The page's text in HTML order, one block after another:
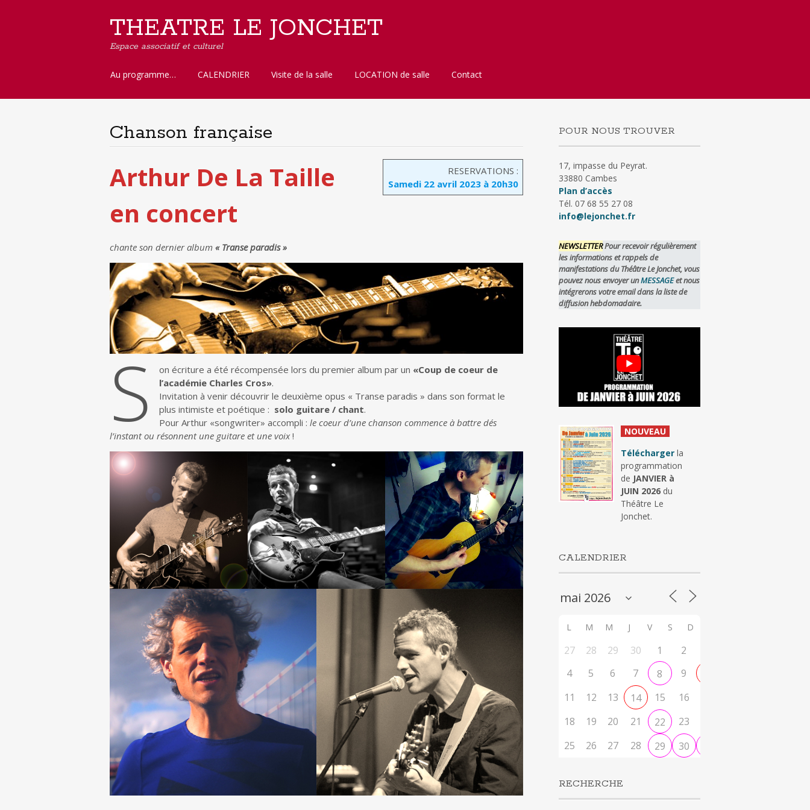
THEATRE LE JONCHET
Espace associatif et culturel
Aller
contenu
Au programme… CALENDRIER Visite de la salle LOCATION de salle Contact
Chanson française
RESERVATIONS :
Samedi 22 avril 2023 à 20h30
Arthur De La Taille
en concert
chante son dernier album « Transe paradis »
S on écriture a été récompensée lors du premier album par un «Coup de coeur de
l’académie Charles Cros».
Invitation à venir découvrir le deuxième opus « Transe paradis » dans son format le
plus intimiste et poétique : solo guitare / chant.
Pour Arthur «songwriter» accompli : le coeur d’une chanson commence à battre dés
l’instant ou résonnent une guitare et une voix!
POUR NOUS TROUVER
17, impasse du Peyrat.
33880 Cambes
Plan d’accès
Tél. 07 68 55 27 08
info@lejonchet.fr
NEWSLETTERPour recevoir régulièrement
les informations et rappels de
manifestations du Théâtre Le Jonchet, vous
pouvez nous envoyer unMESSAGEet nous
intégrerons votre email dans la liste de
diffusion hebdomadaire.
NOUVEAU
Télécharger la
programmation
de JANVIER à
JUIN 2026 du
Théâtre Le
Jonchet.
CALENDRIER
L M M J V S D
27 28 29 30 1 2
4
5 6 7 8 9
11
12 13 14 15 16
18
19 20 21 22 23
25
26 27 28 29 30
RECHERCHE